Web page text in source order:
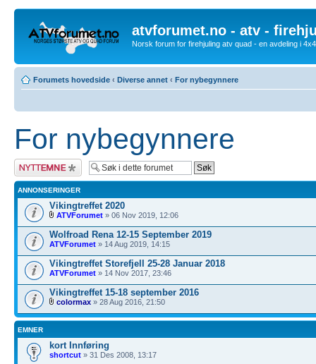
atvforumet.no - atv -
Norsk forum for firehjuling atv quad - en avdeling i
Forumets hovedside ‹ Diverse annet ‹ For nybegynnere
For nybegynnere
Legg inn et nytt
emne
ANNONSERINGER
Vikingtreffet 2020
ATVForumet » 06 Nov 2019, 12:06
Wolfroad Rena 12-15 September 2019
ATVForumet » 14 Aug 2019, 14:15
Vikingtreffet Storefjell 25-28 Januar 2018
ATVForumet » 14 Nov 2017, 23:46
Vikingtreffet 15-18 september 2016
colormax » 28 Aug 2016, 21:50
EMNER
kort Innføring
shortcut » 31 Des 2008, 13:17